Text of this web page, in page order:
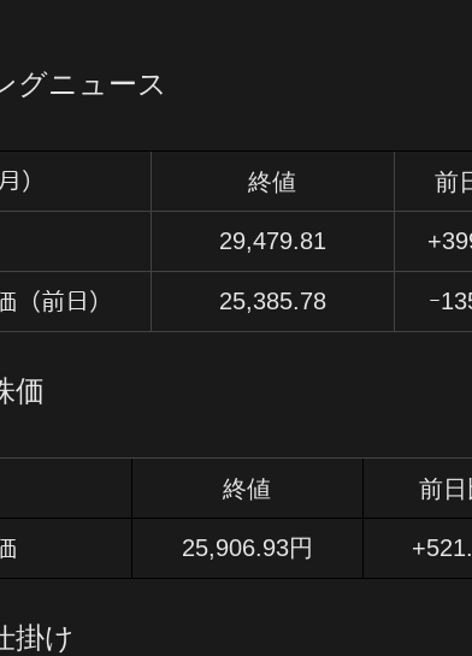
グニュース
） 終値 前
29,479.81
（前日） 25,385.78 ｰ
価
終値 前日
25,906.93円
掛け